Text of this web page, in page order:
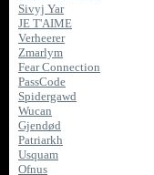
Sivyj Yar
JE T'AIME
Verheerer
Zmarlym
Fear Connection
PassCode
Spidergawd
Wucan
Gjendød
Patriarkh
Usquam
Ofnus